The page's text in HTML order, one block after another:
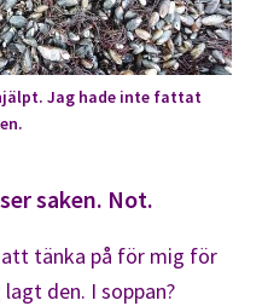
Jag hade inte fattat
saken. Not.
tänka på för mig för
den. I soppan?